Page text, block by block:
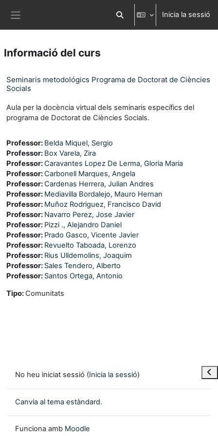
Commuta l'entrada de la cerca
Inicia la sessió
Informació del curs
Seminaris metodológics Programa de Doctorat de Ciències
Socials
Aula per la docència virtual dels seminaris específics del
programa de Doctorat de Ciències Socials.
Professor: Belda Miquel, Sergio
Professor: Box Varela, Zira
Professor:Caravantes Lopez De Lerma, Gloria Maria
Professor:Carbonell Marques, Angela
Professor:Cardenas Herrera, Julian Andres
Professor: Mediavilla Bordalejo, Mauro Hernan
Professor: Muñoz Rodriguez, Francisco David
Professor: Navarro Perez, Jose Javier
Professor: Pizzi ., Alejandro Daniel
Professor: Prado Gasco, Vicente Javier
Professor: Revuelto Taboada, Lorenzo
Professor: Rius Ulldemolins, Joaquim
Professor: Sales Tendero, Alberto
Professor: Santos Ortega, Antonio
Tipo: Comunitats
No heu iniciat sessió (Inicia la sessió)
Canvia al tema estàndard.
Funciona amb Moodle